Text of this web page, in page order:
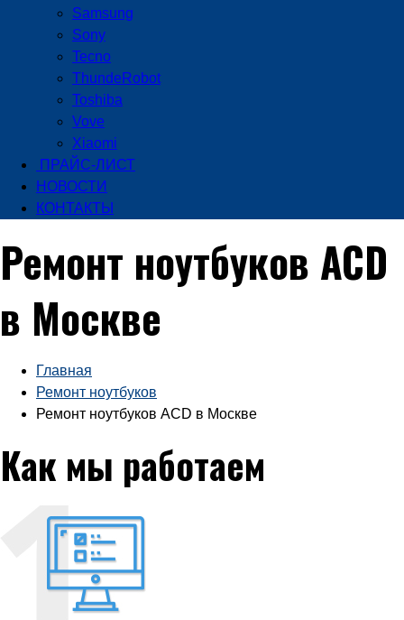
Samsung
Sony
Tecno
ThundeRobot
Toshiba
Vove
Xiaomi
ПРАЙС-ЛИСТ
НОВОСТИ
КОНТАКТЫ
Ремонт ноутбуков ACD
в Москве
Главная
Ремонт ноутбуков
Ремонт ноутбуков ACD в Москве
Как мы работаем